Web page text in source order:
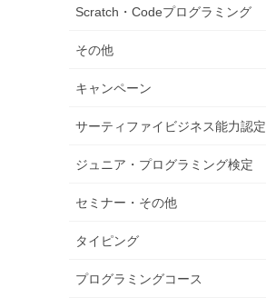
Scratch・Codeプログラミング
その他
キャンペーン
サーティファイビジネス能力認定
ジュニア・プログラミング検定
セミナー・その他
タイピング
プログラミングコース